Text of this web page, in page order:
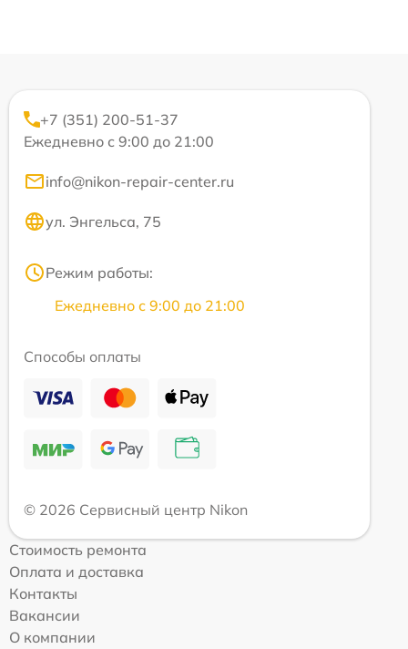
+7 (351) 200-51-37
Ежедневно с 9:00 до 21:00
info@nikon-repair-center.ru
ул. Энгельса, 75
Режим работы:
Ежедневно с 9:00 до 21:00
Способы оплаты
© 2026 Сервисный центр Nikon
Стоимость ремонта
Оплата и доставка
Контакты
Вакансии
О компании